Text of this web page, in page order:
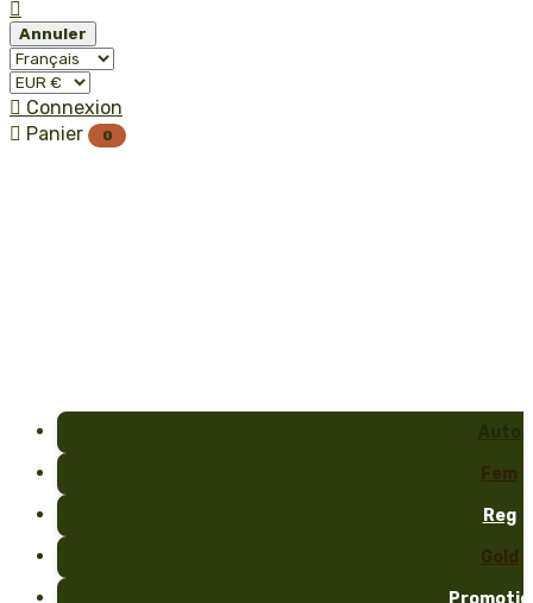

Annuler
 Connexion
 Panier 0
Fem
Reg
Gold